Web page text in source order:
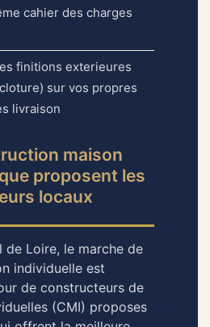
cahier des charges
finitions exterieures
sur vos propres
livraison
maison
proposent les
locaux
de Loire, le marche de
individuelle est
de constructeurs de
(CMI) proposes